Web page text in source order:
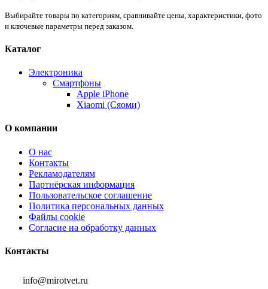
Выбирайте товары по категориям, сравнивайте цены, характеристики, фото
и ключевые параметры перед заказом.
Каталог
Электроника
Смартфоны
Apple iPhone
Xiaomi (Сяоми)
О компании
О нас
Контакты
Рекламодателям
Партнёрская информация
Пользовательское соглашение
Политика персональных данных
Файлы cookie
Согласие на обработку данных
Контакты
info@mirotvet.ru